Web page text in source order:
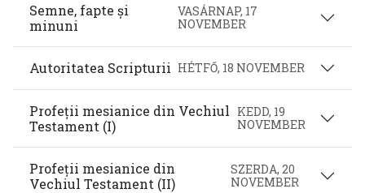
Semne, fapte și
minuni
VASÁRNAP, 17
NOVEMBER
Autoritatea Scripturii HÉTFŐ, 18 NOVEMBER
Profeții mesianice din Vechiul
Testament (I)
KEDD, 19
NOVEMBER
Profeții mesianice din
Vechiul Testament (II)
SZERDA, 20
NOVEMBER